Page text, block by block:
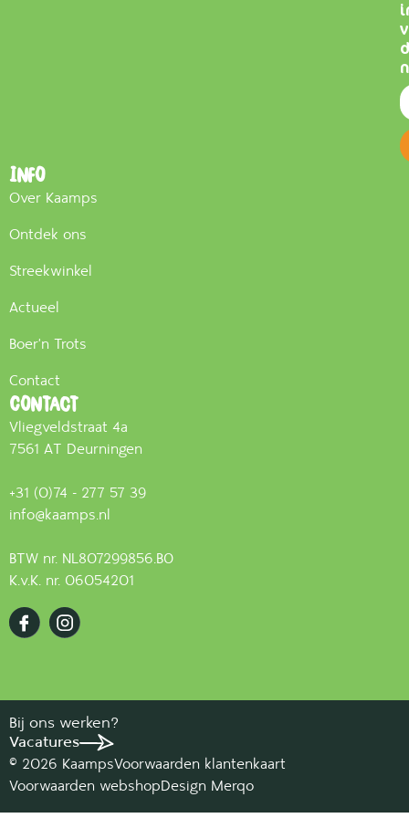
Info
Over Kaamps
Ontdek ons
Streekwinkel
Actueel
Boer'n Trots
Contact
Contact
Vliegveldstraat 4a
7561 AT Deurningen
+31 (0)74 - 277 57 39
info@kaamps.nl
BTW nr. NL807299856.B0
K.v.K. nr. 06054201
© 2026 KaampsVoorwaarden klantenkaart
Voorwaarden webshopDesign Merqo
Bij ons werken?
Vacatures